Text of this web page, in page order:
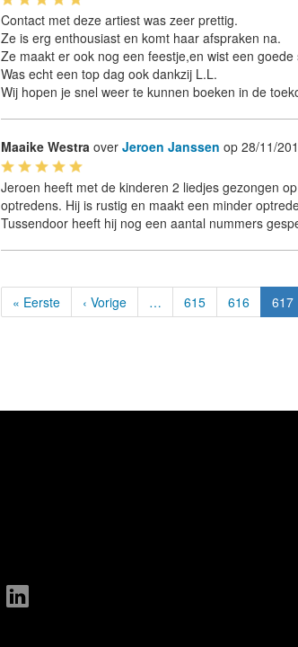
Contact met deze artiest was zeer prettig.
Ze is erg enthousiast en komt haar afspraken na.
Ze maakt er ook nog een feestje,en wist een
Was echt een top dag ook dankzij L.L.
Wij hopen je snel weer te kunnen boeken in de
Maaike Westra over Jeroen Janssen op 28/11/
Jeroen heeft met de kinderen 2 liedjes gezongen
optredens. Hij is rustig en maakt een minder
Tussendoor heeft hij nog een aantal nummers
« Eerste ‹ Vorige … 615 616 617